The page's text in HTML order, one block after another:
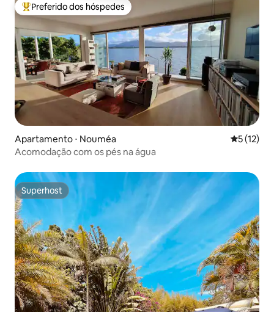
Entre os melhores preferidos dos hóspedes
Preferido dos hóspedes
Apartamento ⋅ Nouméa 5 de uma
5 (12)
Acomodação com os pés na água
Superhost
Superhost